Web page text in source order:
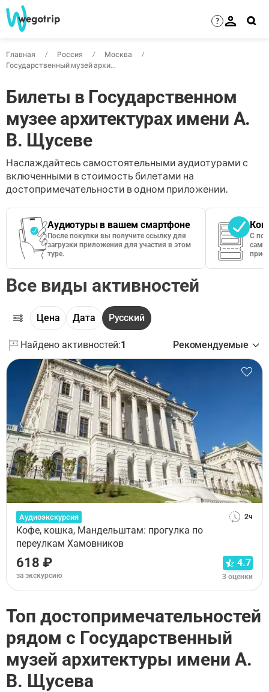
?
Главная Россия
Москва
Государственный музей архитектуры имени А. В. Щусева: билеты
Билеты в Государственном
музее архитектурах имени А.
В. Щусеве
Наслаждайтесь самостоятельными аудиотурами с
включенными в стоимость билетами на
достопримечательности в одном приложении.
Аудиотуры в вашем смартфоне
После покупки вы получите ссылку для
загрузки приложения для участия в этом
туре.
С
сами
Все виды активностей
Цена Дата Русский
Найдено активностей:1 Рекомендуемые
Аудиоэкскурсия 2ч
Кофе, кошка, Мандельштам: прогулка по
переулкам Хамовников
618 ₽
за экскурсию
4.7
3 оценки
Топ достопримечательностей
рядом с Государственный
музей архитектуры имени А.
В. Щусева